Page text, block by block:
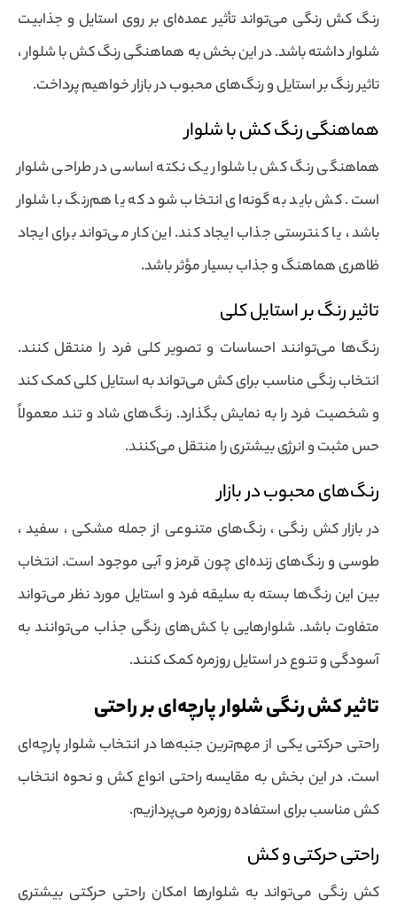
رنگ کش رنگی می‌تواند تأثیر عمده‌ای بر روی استایل و جذابیت
شلوار داشته باشد. در این بخش به هماهنگی رنگ کش با شلوار ،
تاثیر رنگ بر استایل و رنگ‌های محبوب در بازار خواهیم پرداخت.
هماهنگی رنگ کش با شلوار
هماهنگی رنگ کش با شلوار یک نکته اساسی در طراحی شلوار
است. کش باید به گونه‌ای انتخاب شود که یا هم‌رنگ با شلوار
باشد ، یا کنترستی جذاب ایجاد کند. این کار می‌تواند برای ایجاد
ظاهری هماهنگ و جذاب بسیار مؤثر باشد.
تاثیر رنگ بر استایل کلی
رنگ‌ها می‌توانند احساسات و تصویر کلی فرد را منتقل کنند.
انتخاب رنگی مناسب برای کش می‌تواند به استایل کلی کمک کند
و شخصیت فرد را به نمایش بگذارد. رنگ‌های شاد و تند معمولاً
حس مثبت و انرژی بیشتری را منتقل می‌کنند.
رنگ‌های محبوب در بازار
در بازار کش رنگی ، رنگ‌های متنوعی از جمله مشکی ، سفید ،
طوسی و رنگ‌های زنده‌ای چون قرمز و آبی موجود است. انتخاب
بین این رنگ‌ها بسته به سلیقه فرد و استایل مورد نظر می‌تواند
متفاوت باشد. شلوارهایی با کش‌های رنگی جذاب می‌توانند به
آسودگی و تنوع در استایل روزمره کمک کنند.
تاثیر کش رنگی شلوار پارچه‌ای بر راحتی
راحتی حرکتی یکی از مهم‌ترین جنبه‌ها در انتخاب شلوار پارچه‌ای
است. در این بخش به مقایسه راحتی انواع کش و نحوه انتخاب
کش مناسب برای استفاده روزمره می‌پردازیم.
راحتی حرکتی و کش
کش رنگی می‌تواند به شلوارها امکان راحتی حرکتی بیشتری